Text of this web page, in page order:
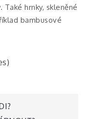
hrnky, skleněné
bambusové